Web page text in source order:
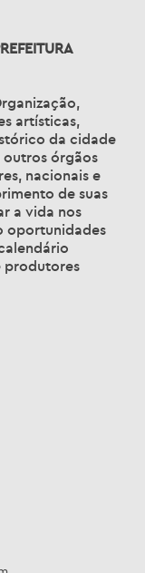
artísticas,
da cidade
outros órgãos
nacionais e
de suas
a vida nos
oportunidades
produtores